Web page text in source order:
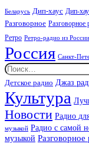
Беларусь Дип-хаус Дип-
Разговорное Разговорное
Ретро Ретро-радио из России
Россия Санкт-
Найти:
Детское радио Джаз
Культура
Новости Радио
музыкой Радио с самой
музыкой Разговорное